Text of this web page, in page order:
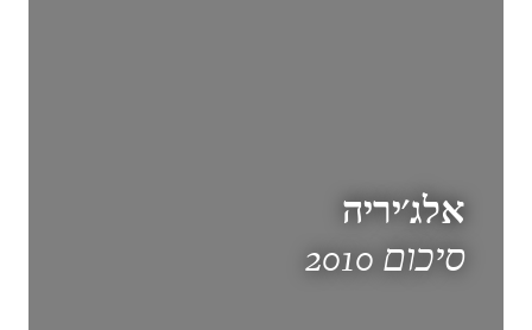
Schools as Battlegrounds
אלג'יריה
סיכום 2010